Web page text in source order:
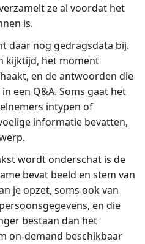
ze al voordat het
is.
daar nog gedragsdata bij.
kijktijd, het moment
en de antwoorden die
een Q&A. Soms gaat het
intypen of
informatie bevatten,
wordt onderschat is de
bevat beeld en stem van
je opzet, soms ook van
en die
bestaan dan het
on-demand beschikbaar